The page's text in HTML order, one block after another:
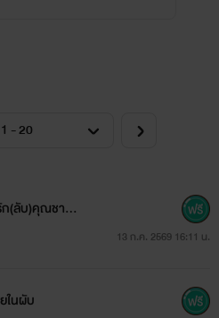
ก(ลับ)คุณชายส
13 ก.ค. 2569 16:11 น.
บถ่ายในผับ